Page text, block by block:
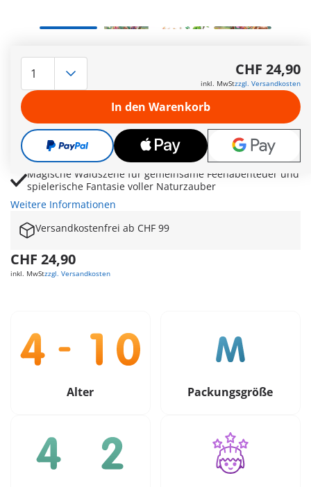
Majestätisches Reh lässt sich mit bunten Blüten am
Geweih zauberhaft schmücken
Hasen, Vögel und Waldtiere bringen lebendige
Naturmomente in fantasievolle Rollenspiele
Futterkörbe, Baumstumpf und Accessoires fördern
kreative Geschichten rund um Tierpflege
Magische Waldszene für gemeinsame Feenabenteuer und
spielerische Fantasie voller Naturzauber
Weitere Informationen
Versandkostenfrei ab CHF 99
CHF 24,90
inkl. MwStzzgl. Versandkosten
CHF 24,90
inkl. MwStzzgl. Versandkosten
In den Warenkorb
Alter Packungsgröße